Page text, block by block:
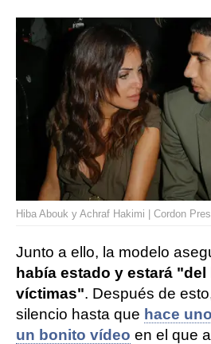
Hiba Abouk y Achraf Hakimi | Cordon
Junto a ello, la modelo
había estado y estará "del
víctimas". Después de
silencio hasta que hace
un bonito vídeo en el que